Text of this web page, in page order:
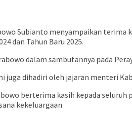
Subianto menyampaikan
dan Tahun Baru 2025.
dalam sambutannya pada
juga dihadiri oleh jajaran menteri
berterima kasih kepada
kekeluargaan.